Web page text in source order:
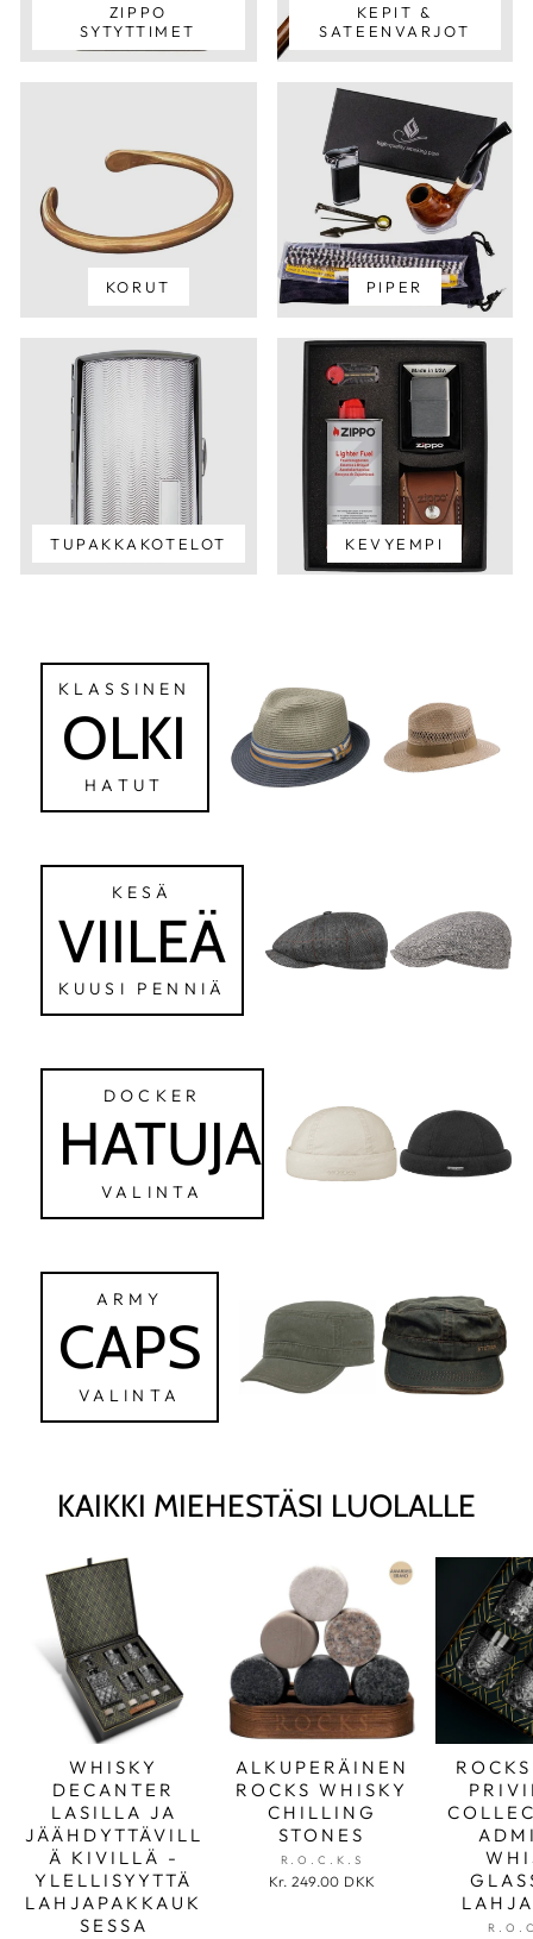
ZIPPO
SYTYTTIMET
KEPIT &
SATEENVARJOT
KORUT PIPER
TUPAKKAKOTELOT KEVYEMPI
KLASSINEN
OLKI
HATUT
KESÄ
VIILEÄ
KUUSI PENNIÄ
DOCKER
HATUJA
VALINTA
ARMY
CAPS
VALINTA
KAIKKI MIEHESTÄSI LUOLALLE
WHISKY
DECANTER
LASILLA JA
JÄÄHDYTTÄVILL
Ä KIVILLÄ -
YLELLISYYTTÄ
LAHJAPAKKAUK
SESSA
ALKUPERÄINEN
ROCKS WHISKY
CHILLING
STONES
R.O.C.K.S
Kr. 249.00 DKK